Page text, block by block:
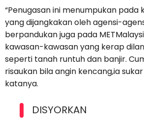
“Penugasan ini menumpukan
yang dijangkakan oleh agensi-
berpandukan juga pada
kawasan-kawasan yang kerap
seperti tanah runtuh dan banjir.
risaukan bila angin kencang,ia sukar
katanya.
DISYORKAN